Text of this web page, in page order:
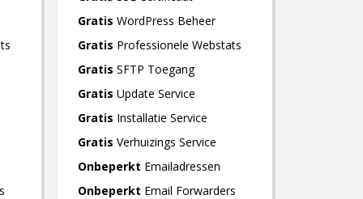
Gratis WordPress Beheer
Gratis Professionele Webstats
Gratis SFTP Toegang
Gratis Update Service
Gratis Installatie Service
Gratis Verhuizings Service
Onbeperkt Emailadressen
Onbeperkt Email Forwarders